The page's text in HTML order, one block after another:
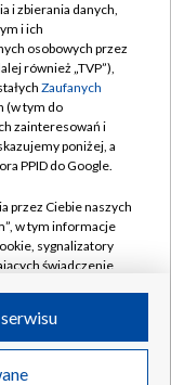
likwidacji
i zbierania danych,
i ich
osobowych przez
również „TVP”),
Zaufanych
(w tym do
zainteresowań i
poniżej, a
PPID do Google.
przez Ciebie naszych
w tym informacje
sygnalizatory
świadczenie
przez Ciebie